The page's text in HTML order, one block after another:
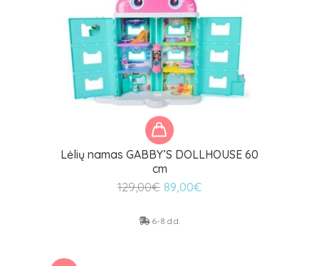
Lėlių namas GABBY’S DOLLHOUSE 60
cm
129,00€ Original
was:
89,00€Current
6-8 d.d.